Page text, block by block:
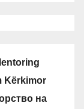
Kërkimor
на